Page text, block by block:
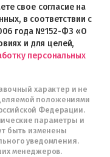
свое согласие на
в соответствии с
года №152-ФЗ «О
и для целей,
персональных
характер и не
положениями
Федерации.
параметры и
быть изменены
уведомления.
менеджеров.